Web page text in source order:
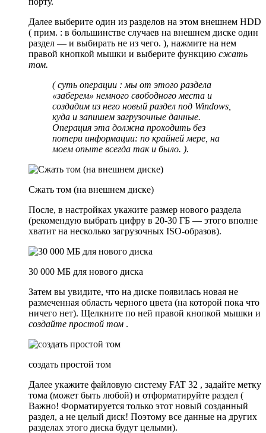
Далее выберите один из разделов на этом внешнем HDD
( прим. : в большинстве случаев на внешнем диске один
раздел — и выбирать не из чего. ), нажмите на нем
правой кнопкой мышки и выберите функцию сжать
том.
( суть операции : мы от этого раздела
«заберем» немного свободного места и
создадим из него новый раздел под Windows,
куда и запишем загрузочные данные.
Операция эта должна проходить без
потери информации: по крайней мере, на
моем опыте всегда так и было. ).
Сжать том (на внешнем диске)
После, в настройках укажите размер нового раздела
(рекомендую выбрать цифру в 20-30 ГБ — этого вполне
хватит на несколько загрузочных ISO-образов).
30 000 МБ для нового диска
Затем вы увидите, что на диске появилась новая не
размеченная область черного цвета (на которой пока что
ничего нет). Щелкните по ней правой кнопкой мышки и
создайте простой том .
создать простой том
Далее укажите файловую систему FAT 32 , задайте метку
тома (может быть любой) и отформатируйте раздел (
Важно! Форматируется только этот новый созданный
раздел, а не целый диск! Поэтому все данные на других
разделах этого диска будут целыми).